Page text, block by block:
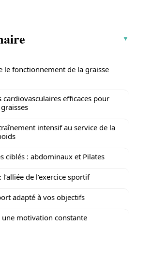
le fonctionnement de la graisse
cardiovasculaires efficaces pour
intensif au service de la
ciblés : abdominaux et Pilates
de l’exercice sportif
adapté à vos objectifs
motivation constante